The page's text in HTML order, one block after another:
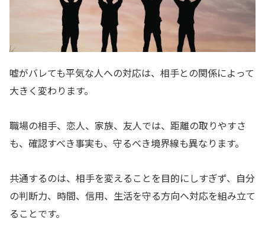
嘘がバレても平気な人への対応は、相手との関係によって
大きく変わります。
職場の相手、恋人、家族、友人では、距離の取りやすさ
も、確認すべき事実も、守るべき境界線も異なります。
共通するのは、相手を変えることを目的にしすぎず、自分
の判断力、時間、信用、生活を守る方向へ対応を組み立て
ることです。